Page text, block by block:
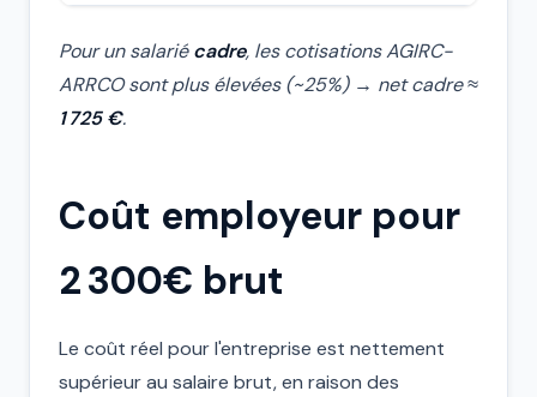
Pour un salariécadre, les cotisations AGIRC-
ARRCO sont plus élevées (~25%) → net cadre ≈
1 725 €.
Coût employeur pour
2 300€ brut
Le coût réel pour l'entreprise est nettement
supérieur au salaire brut, en raison des